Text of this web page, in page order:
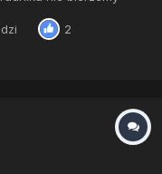
Po
aktualizować
albo szybki powrót
2